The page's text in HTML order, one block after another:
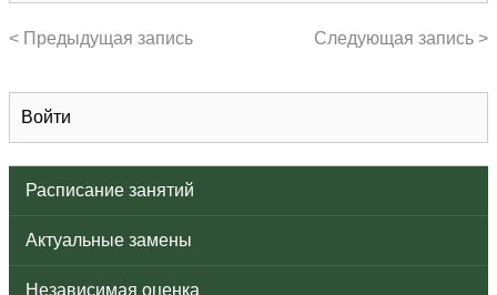
Войти
Расписание занятий
Актуальные замены
Независимая оценка
< Предыдущая запись Следующая запись >